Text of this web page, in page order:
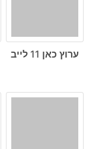
ערוץ כאן 11 לייב